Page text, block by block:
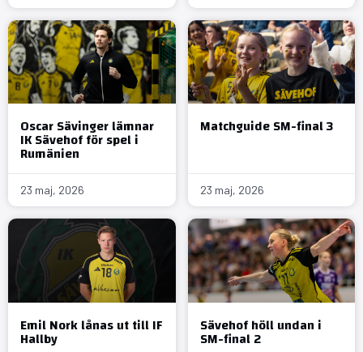
Oscar Sävinger lämnar
IK Sävehof för spel i
Rumänien
23 maj, 2026
Matchguide SM-final 3
23 maj, 2026
Emil Nork lånas ut till IF
Hallby
Sävehof höll undan i
SM-final 2